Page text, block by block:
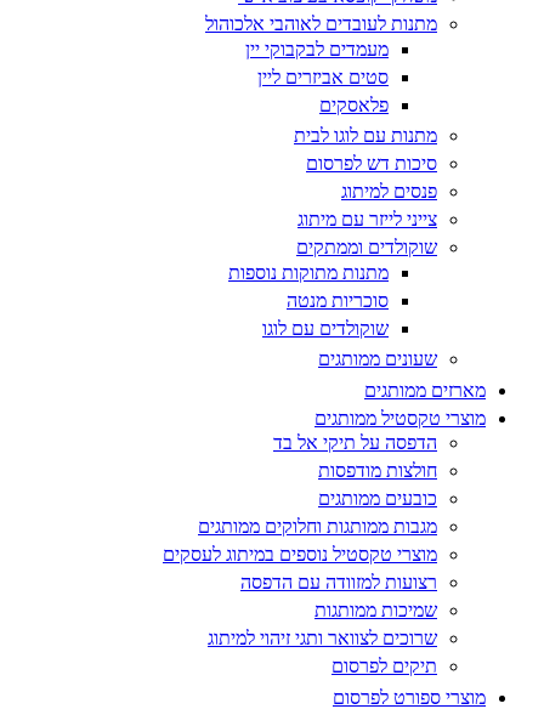
מתנות לעובדים לאוהבי אלכוהול
מעמדים לבקבוקי יין
סטים אביזרים ליין
פלאסקים
מתנות עם לוגו לבית
סיכות דש לפרסום
פנסים למיתוג
צייני לייזר עם מיתוג
שוקולדים וממתקים
מתנות מתוקות נוספות
סוכריות מנטה
שוקולדים עם לוגו
שעונים ממותגים
מארזים ממותגים
מוצרי טקסטיל ממותגים
הדפסה על תיקי אל בד
חולצות מודפסות
כובעים ממותגים
מגבות ממותגות וחלוקים ממותגים
מוצרי טקסטיל נוספים במיתוג לעסקים
רצועות למזוודה עם הדפסה
שמיכות ממותגות
שרוכים לצוואר ותגי זיהוי למיתוג
תיקים לפרסום
מוצרי ספורט לפרסום